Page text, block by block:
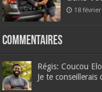
18
Commentaires
Régis: Coucou
Je te conseillerais